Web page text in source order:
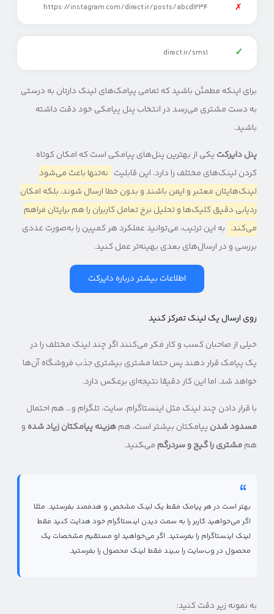
✗
https://instagram.com/direct.ir/posts/abcd1234
✓
direct.ir/sms1
برای اینکه مطمئن باشید که تمامی پیامک‌های لینک دارتان به درستی
به دست مشتری می‌رسد در انتخاب پنل پیامکی خود دقت داشته
باشید.
پنل دایرکت یکی از بهترین پنل‌های پیامکی است که امکان کوتاه
کردن لینک‌های مختلف را دارد. این قابلیت نه‌تنها باعث می‌شود
لینک‌هایتان معتبر و ایمن باشند و بدون خطا ارسال شوند، بلکه امکان
ردیابی دقیق کلیک‌ها و تحلیل نرخ تعامل کاربران را هم برایتان فراهم
می‌کند. به این ترتیب، می‌توانید عملکرد هر کمپین را به‌صورت عددی
بررسی و در ارسال‌های بعدی بهینه‌تر عمل کنید.
اطلاعات بیشتر درباره دایرکت
روی ارسال یک لینک تمرکز کنید
خیلی از صاحبان کسب و کار فکر می‌کنند اگر چند لینک مختلف را در
یک پیامک قرار دهند پس حتما مشتری بیشتری جذب فروشگاه آن‌ها
خواهد شد. اما این کار دقیقا نتیجه‌ای برعکس دارد.
با قرار دادن چند لینک مثل اینستاگرام، سایت، تلگرام و… هم احتمال
مسدود شدن پیامکتان بیشتر است، همهزینه پیامکتان زیاد شده و
هممشتری را گیج و سردرگم می‌‍کنید.
بهتر است در هر پیامک فقط یک لینک مشخص و هدفمند بفرستید. مثلا
اگر می‌خواهید کاربر را به سمت دیدن اینستاگرام خود هدایت کنید فقط
لینک اینستاگرام را بفرستید. اگر می‌خواهید او مستقیم مشخصات یک
محصول در وب‌سایت را ببیند فقط لینک محصول را بفرستید.
به نمونه زیر دقت کنید: